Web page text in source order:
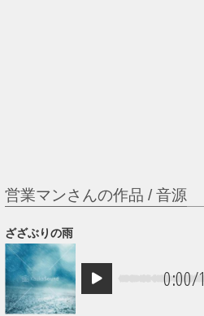
営業マンさんの作品 / 音源
0:00/
ざざぶりの雨